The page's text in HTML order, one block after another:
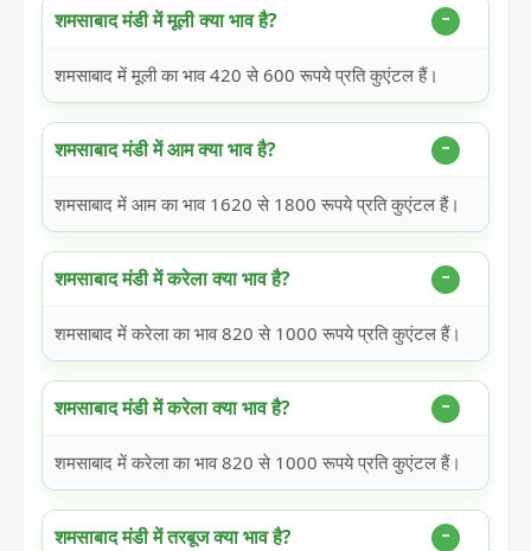
शमसाबाद मंडी में मूली क्या भाव है?
शमसाबाद में मूली का भाव 420 से 600 रूपये प्रति कुएंटल हैं।
शमसाबाद मंडी में आम क्या भाव है?
शमसाबाद में आम का भाव 1620 से 1800 रूपये प्रति कुएंटल हैं।
शमसाबाद मंडी में करेला क्या भाव है?
शमसाबाद में करेला का भाव 820 से 1000 रूपये प्रति कुएंटल हैं।
शमसाबाद मंडी में करेला क्या भाव है?
शमसाबाद में करेला का भाव 820 से 1000 रूपये प्रति कुएंटल हैं।
शमसाबाद मंडी में तरबूज क्या भाव है?